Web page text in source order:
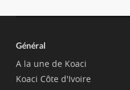
Général
A la une de Koaci
Koaci Côte d'Ivoire